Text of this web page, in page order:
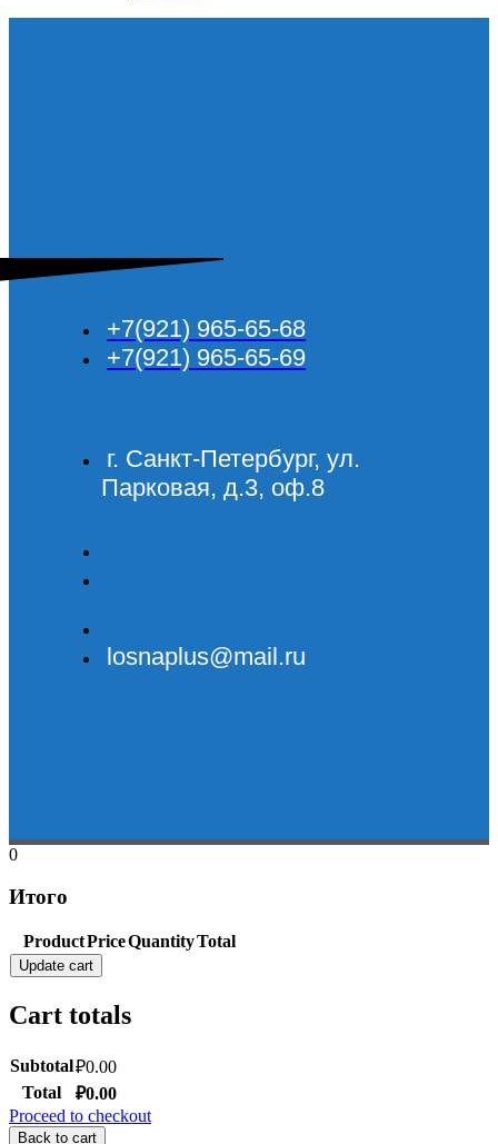
+7(921) 965-65-68
+7(921) 965-65-69
г. Санкт-Петербург, ул.
Парковая, д.3, оф.8
losnaplus@mail.ru
0
Итого
ProductPriceQuantityTotal
Update cart
Cart totals
Subtotal₽0.00
Total
₽0.00
Proceed to checkout
Back to cart